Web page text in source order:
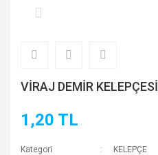
VİRAJ DEMİR KELEPÇESİ
1,20 TL
Kategori
KELEPÇE